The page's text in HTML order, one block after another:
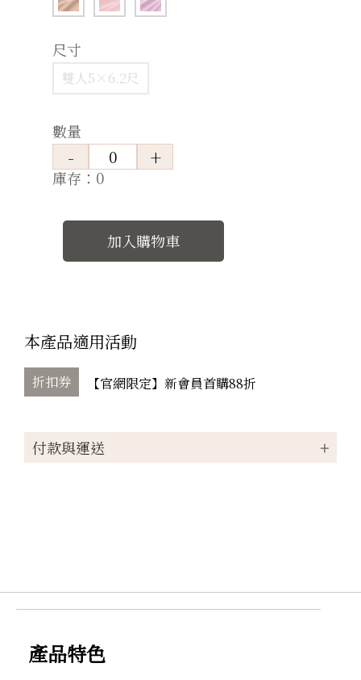
尺寸
雙人5×6.2尺
數量
庫存：0
加入購物車
本產品適用活動
折扣券 【官網限定】新會員首購88折
付款與運送
付款後宅配取貨，每筆運費NT$100
產品特色